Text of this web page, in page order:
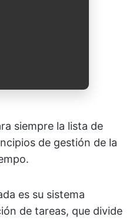
siempre la lista de
de gestión de la
es su sistema
de tareas, que divide